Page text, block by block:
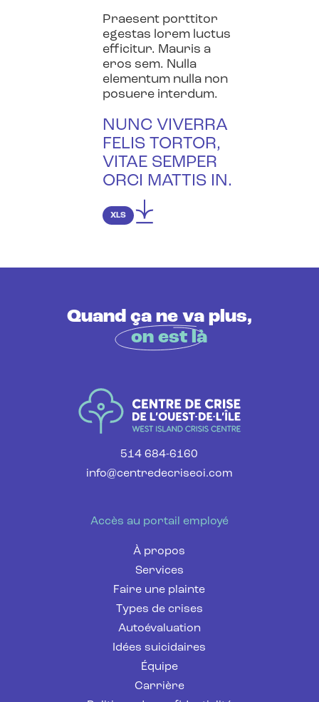
Praesent porttitor
egestas lorem luctus
efficitur. Mauris a
eros sem. Nulla
elementum nulla non
posuere interdum.
NUNC VIVERRA
FELIS TORTOR,
VITAE SEMPER
ORCI MATTIS IN.
XLS
Quand ça ne va plus,
on est là
514 684-6160
info@centredecriseoi.com
Accès au portail employé
À propos
Services
Faire une plainte
Types de crises
Autoévaluation
Idées suicidaires
Équipe
Carrière